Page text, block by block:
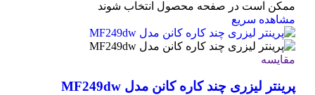
ممکن است در صفحه محصول انتخاب شوند
مشاهده سریع
مقایسه
پرینتر لیزری چند کاره کانن مدل MF249dw